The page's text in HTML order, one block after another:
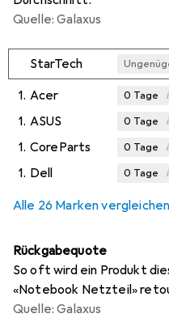
Quelle: Galaxus
StarTech
1. Acer 0 Tage i
1. ASUS 0 Tage i
1. CoreParts 0 Tage i
1. Dell 0 Tage i
Alle 26 Marken vergleichen
Rückgabequote
So oft wird ein Produkt
«Notebook Netzteil»
Quelle: Galaxus